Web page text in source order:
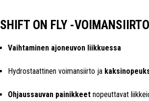
SHIFT ON FLY -VOIMANSIIRTO
Vaihtaminen ajoneuvon liikkuessa
Hydrostaattinen voimansiirto ja
Ohjaussauvan painikkeetnopeuttavat